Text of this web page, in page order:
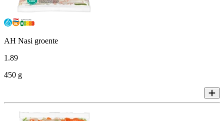
AH Nasi groente
1.89
450 g